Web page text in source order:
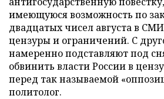
имеющуюся возможность по
двадцатых чисел августа в
цензуры и ограничений. С
намеренно подставляют под
обвинить власти России в
перед так называемой
политолог.